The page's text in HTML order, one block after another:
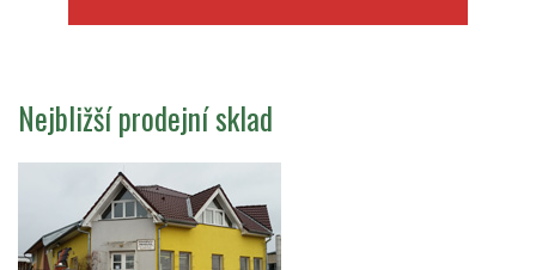
Nejbližší prodejní sklad